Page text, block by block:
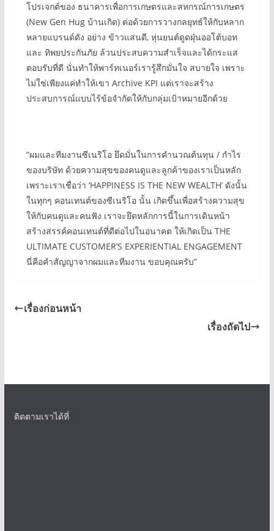
โปรเจกต์ของ ธนาคารเพื่อการเกษตรและสหกรณ์การเกษตร
(New Gen Hug บ้านเกิด) ต่อด้วยการวางกลยุทธ์ให้กับหลาก
หลายแบรนด์ดัง อย่าง ข้าวแสนดี, หุ่นยนต์ดูดฝุ่นออโต้บอท
และ ทิพยประกันภัย ล้วนประสบความสำเร็จและได้กระแส
ตอบรับที่ดี นั่นทำให้พาร์ทเนอร์เรารู้สึกมั่นใจ สบายใจ เพราะ
ไม่ใช่เพียงแค่ทำให้เขา Archive KPI แต่เราจะสร้าง
ประสบการณ์แบบไร้ข้อจำกัดให้กับกลุ่มเป้าหมายอีกด้วย
“ผมและทีมงานซีเนริโอ ยึดมั่นในการคำนวณต้นทุน / กำไร
ของบริษัท ด้วยความสุขของคนดูและลูกค้าของเราเป็นหลัก
เพราะเราเชื่อว่า ‘HAPPINESS IS THE NEW WEALTH’ ดังนั้น
ในทุกๆ คอนเทนต์ของซีเนริโอ นั้น เกิดขึ้นเพื่อสร้างความสุข
ให้กับคนดูและคนฟัง เราจะยึดหลักการนี้ในการเดินหน้า
สร้างสรรค์คอนเทนต์ที่ดีต่อไปในอนาคต ให้เกิดเป็น THE
ULTIMATE CUSTOMER’S EXPERIENTIAL ENGAGEMENT
นี่คือคำสัญญาจากผมและทีมงาน ขอบคุณครับ”
เรื่องก่อนหน้า
เรื่องถัดไป
ติดตามเราได้ที่